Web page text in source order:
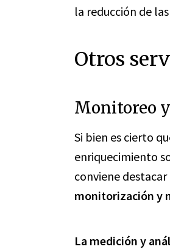
la reducción de
Otros
Monitoreo
Si bien es cierto
enriquecimiento
conviene
monitorización y
La medición y